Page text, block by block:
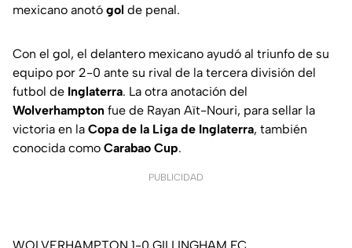
mexicano anotó gol de penal.
Con el gol, el delantero mexicano ayudó al triunfo de su
equipo por 2-0 ante su rival de la tercera división del
futbol de Inglaterra. La otra anotación del
Wolverhampton fue de Rayan Aït-Nouri, para sellar la
victoria en la Copa de la Liga de Inglaterra, también
conocida como Carabao Cup.
PUBLICIDAD